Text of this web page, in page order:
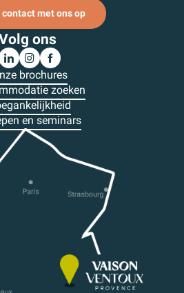
contact met ons op
ons
brochures
zoeken
en seminars